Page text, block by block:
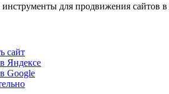
для продвижения сайтов
сайт
Яндексе
Google